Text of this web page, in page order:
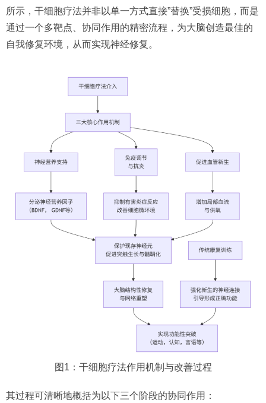
所示，干细胞疗法并非以单一方式直接”替换”受损细胞，而是
通过一个多靶点、协同作用的精密流程，为大脑创造最佳的
自我修复环境，从而实现神经修复。
图1：干细胞疗法作用机制与改善过程
其过程可清晰地概括为以下三个阶段的协同作用：